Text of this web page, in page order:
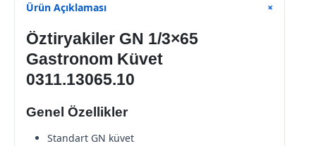
Ürün Açıklaması +
Öztiryakiler GN 1/3×65
Gastronom Küvet
0311.13065.10
Genel Özellikler
Standart GN küvet